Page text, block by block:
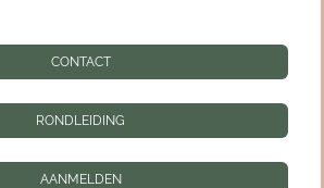
Utrecht Centrum
CONTACT
RONDLEIDING
AANMELDEN